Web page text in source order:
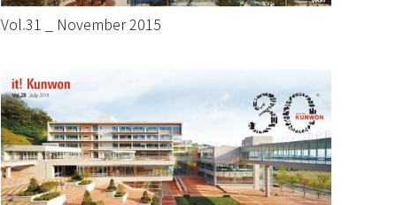
Vol.31 _ November 2015